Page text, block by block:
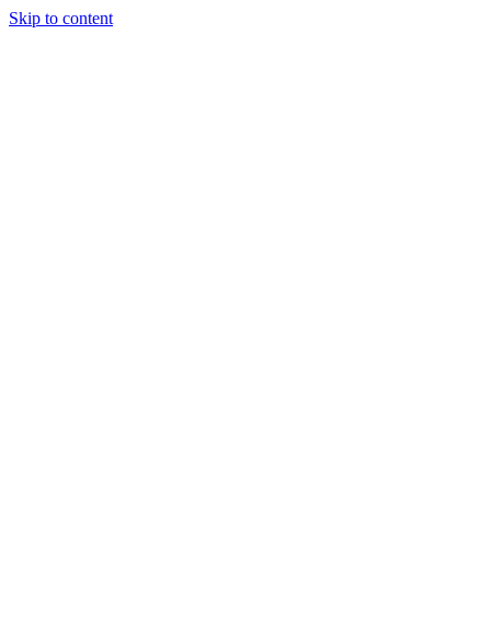
Skip to content